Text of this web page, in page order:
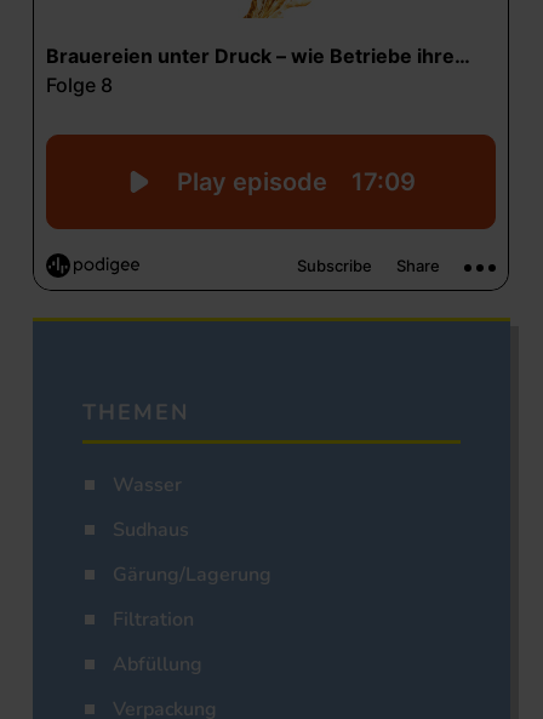
THEMEN
Wasser
Sudhaus
Gärung/Lagerung
Filtration
Abfüllung
Verpackung